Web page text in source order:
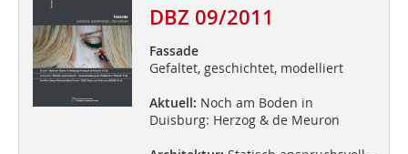
DBZ 09/2011
Fassade
Gefaltet, geschichtet, modelliert
Aktuell: Noch am Boden in
Duisburg: Herzog & de Meuron